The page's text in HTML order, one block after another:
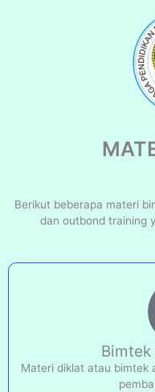
Berikut beberapa materi
dan outbond training
Materi diklat atau bimtek